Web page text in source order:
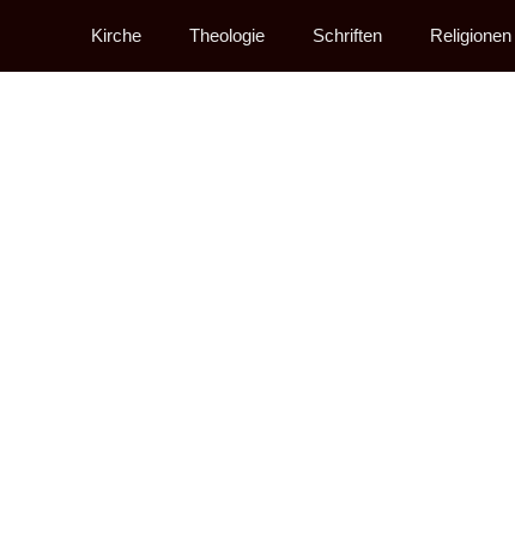
Kirche Theologie Schriften Religionen